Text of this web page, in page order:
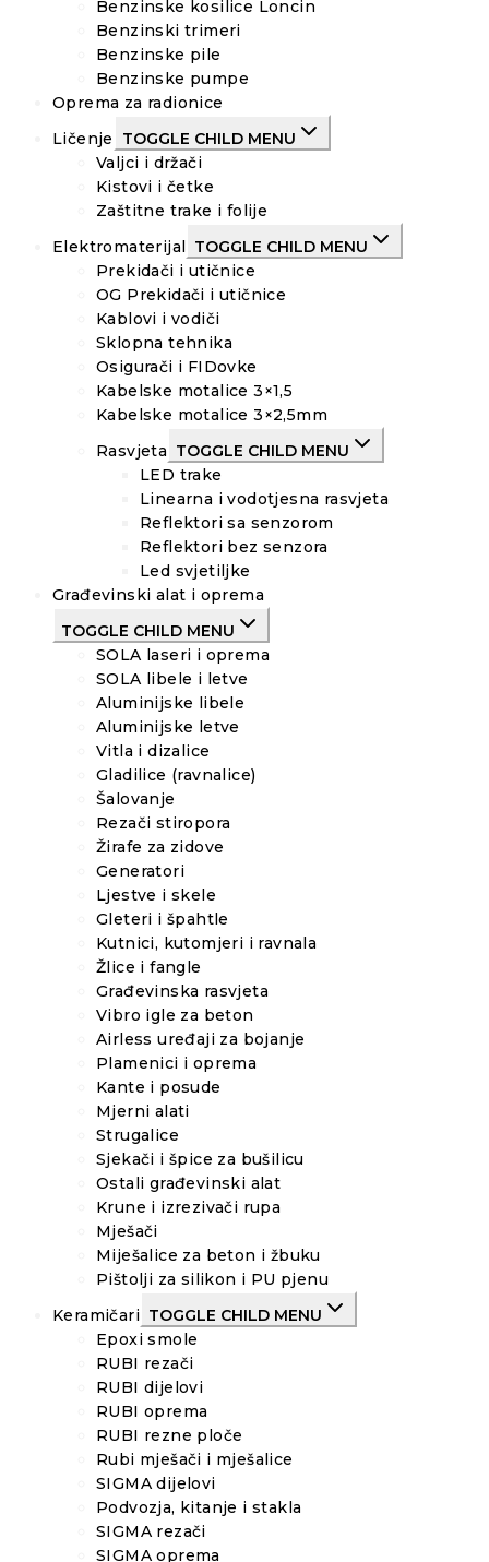
Benzinske kosilice Loncin
Benzinski trimeri
Benzinske pile
Benzinske pumpe
Oprema za radionice
Ličenje
TOGGLE CHILD MENU
Valjci i držači
Kistovi i četke
Zaštitne trake i folije
Elektromaterijal
TOGGLE CHILD MENU
Prekidači i utičnice
OG Prekidači i utičnice
Kablovi i vodiči
Sklopna tehnika
Osigurači i FIDovke
Kabelske motalice 3×1,5
Kabelske motalice 3×2,5mm
Rasvjeta TOGGLE CHILD MENU
LED trake
Linearna i vodotjesna rasvjeta
Reflektori sa senzorom
Reflektori bez senzora
Led svjetiljke
Građevinski alat i oprema
TOGGLE CHILD MENU
SOLA laseri i oprema
SOLA libele i letve
Aluminijske libele
Aluminijske letve
Vitla i dizalice
Gladilice (ravnalice)
Šalovanje
Rezači stiropora
Žirafe za zidove
Generatori
Ljestve i skele
Gleteri i špahtle
Kutnici, kutomjeri i ravnala
Žlice i fangle
Građevinska rasvjeta
Vibro igle za beton
Airless uređaji za bojanje
Plamenici i oprema
Kante i posude
Mjerni alati
Strugalice
Sjekači i špice za bušilicu
Ostali građevinski alat
Krune i izrezivači rupa
Mješači
Miješalice za beton i žbuku
Pištolji za silikon i PU pjenu
Keramičari TOGGLE CHILD MENU
Epoxi smole
RUBI rezači
RUBI dijelovi
RUBI oprema
RUBI rezne ploče
Rubi mješači i mješalice
SIGMA dijelovi
Podvozja, kitanje i stakla
SIGMA rezači
SIGMA oprema